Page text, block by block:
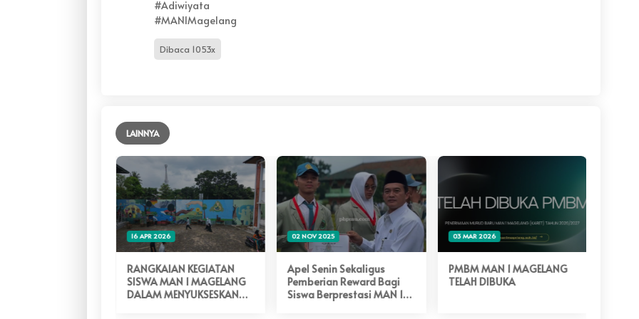
#Adiwiyata
#MAN1Magelang
Dibaca 1053x
LAINNYA
16 APR 2026
RANGKAIAN KEGIATAN
SISWA MAN 1 MAGELANG
DALAM MENYUKSESKAN
02 NOV 2025
Apel Senin Sekaligus
Pemberian Reward Bagi
Siswa Berprestasi MAN 1
03 MAR 2026
PMBM MAN 1 MAGELANG
TELAH DIBUKA